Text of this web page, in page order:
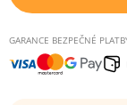
GARANCE BEZPEČNÉ